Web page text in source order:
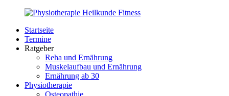
Zurück
Inhalt
PhysioMed-
Fit.de
Gesundheit
Startseite
Termine
Ratgeber
Reha und Ernährung
Muskelaufbau und Ernährung
Ernährung ab 30
Physiotherapie
Osteopathie